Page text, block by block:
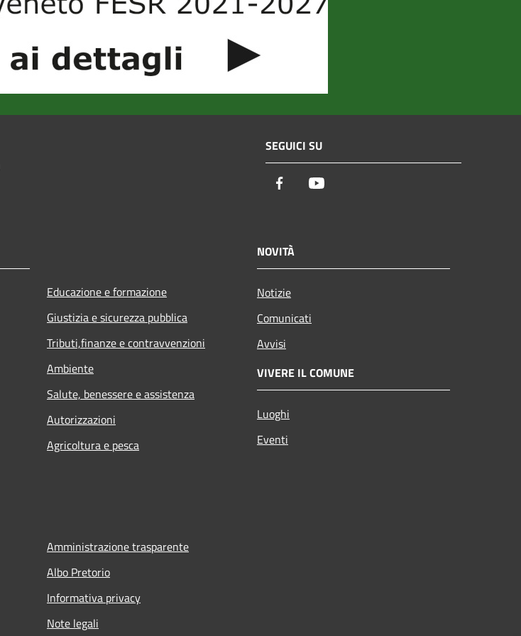
SEGUICI SU
Facebook
Educazione e formazione
Giustizia e sicurezza pubblica
Tributi,finanze e contravvenzioni
Ambiente
Salute, benessere e assistenza
Autorizzazioni
Agricoltura e pesca
NOVITÀ
Notizie
Comunicati
Avvisi
VIVERE IL COMUNE
Luoghi
Eventi
Amministrazione trasparente
Albo Pretorio
Informativa privacy
Note legali